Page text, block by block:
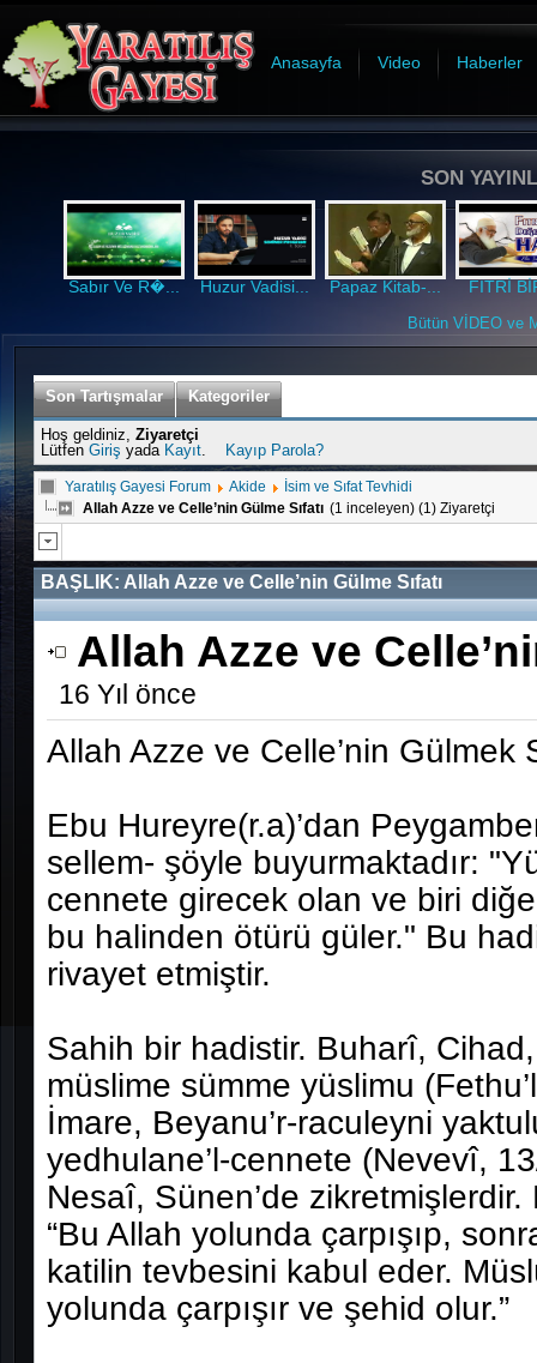
Anasayfa Video Haberler
SON
Sabır Ve R�... Huzur Vadisi... Papaz Kitab-... FITRİ
Bütün VİDEO ve
Son Tartışmalar Kategoriler
Hoş geldiniz, Ziyaretçi
Lütfen Giriş yada Kayıt. Kayıp Parola?
Yaratılış Gayesi Forum Akide
İsim ve Sıfat Tevhidi
Allah Azze ve Celle’nin Gülme Sıfatı (1 inceleyen) (1) Ziyaretçi
BAŞLIK: Allah Azze ve Celle’nin Gülme Sıfatı
Allah Azze ve
16 Yıl önce
Allah Azze ve Celle’nin Gülmek
Ebu Hureyre(r.a)’dan
sellem- şöyle buyurmaktadır:
cennete girecek olan ve biri
bu halinden ötürü güler." Bu
rivayet etmiştir.
Sahih bir hadistir. Buharî,
müslime sümme yüslimu
İmare, Beyanu’r-raculeyni
yedhulane’l-cennete (Nevevî,
Nesaî, Sünen’de
“Bu Allah yolunda çarpışıp,
katilin tevbesini kabul eder.
yolunda çarpışır ve şehid olur.”